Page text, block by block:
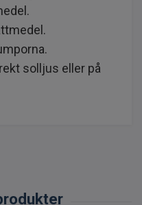
solljus eller på